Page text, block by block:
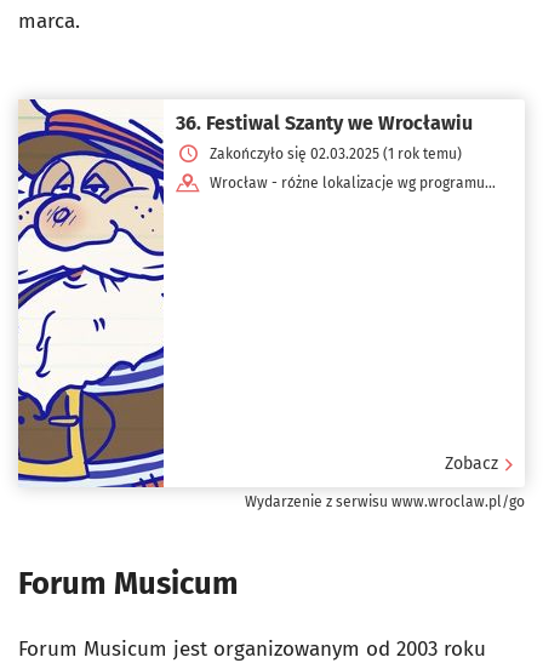
marca.
36. Festiwal Szanty we Wrocławiu
Zakończyło się 02.03.2025 (1 rok temu)
Wrocław - różne lokalizacje wg programu
Zobacz
Wydarzenie z serwisu www.wroclaw.pl/go
Forum Musicum
Forum Musicum jest organizowanym od 2003 roku